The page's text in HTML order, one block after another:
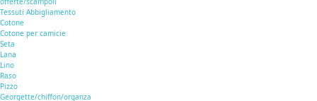
Tessuti Abbigliamento
Cotone
Cotone per camicie
Seta
Lana
Lino
Raso
Pizzo
Georgette/chiffon/organza